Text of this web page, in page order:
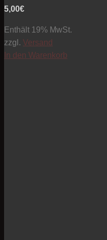
5,00€
Enthält 19% MwSt.
zzgl. Versand
In den Warenkorb